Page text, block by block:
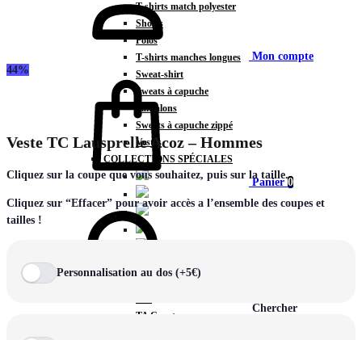
T-shirts match polyester
Shorts
Polos
T-shirts manches longues
Sweat-shirt
Sweats à capuche
Pantalons
Sweats à capuche zippé
Vestes
COLLECTIONS SPÉCIALES
TA Court
Mon compte
Panier 0
Chercher
44%
Veste TC Lausprelle Acoz – Hommes
Cliquez sur la coupe que vous souhaitez, puis sur la taille.
Cliquez sur “Effacer” pour avoir accès a l’ensemble des coupes et
tailles !
Personnalisation au dos (+5€)